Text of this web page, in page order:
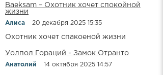
Baeksam – Охотник хочет спокойной
жизни
Алиса 20 декабря 2025 15:35
Охотник хочет спакоеной жизни
Уолпол Гораций - Замок Отранто
Анатолий 14 октября 2025 14:57